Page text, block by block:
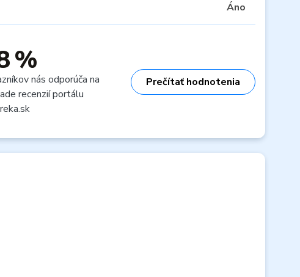
Áno
%
nás odporúča na
recenzií portálu
Prečítať hodnotenia